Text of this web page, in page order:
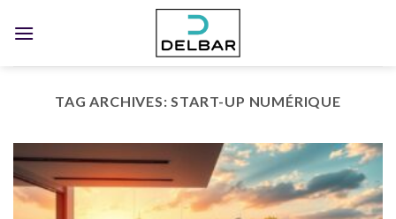
TAG ARCHIVES:START-UP NUMÉRIQUE